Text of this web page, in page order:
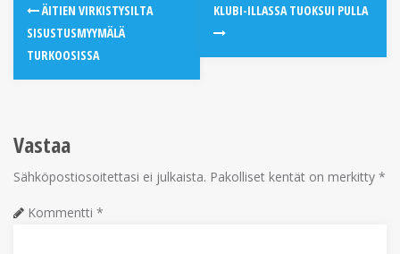
ÄITIEN VIRKISTYSILTA
SISUSTUSMYYMÄLÄ
TURKOOSISSA
KLUBI-ILLASSA TUOKSUI PULLA
Vastaa
Sähköpostiosoitettasi ei julkaista. Pakolliset kentät on merkitty *
Kommentti *